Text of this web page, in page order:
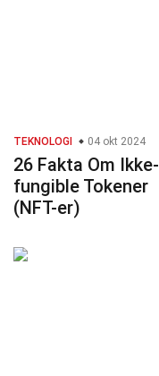
TEKNOLOGI 04 okt 2024
26 Fakta Om Ikke-
fungible Tokener
(NFT-er)